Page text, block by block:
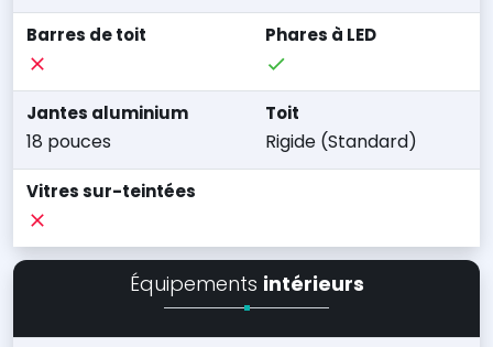
Barres de toit Phares à LED
Jantes aluminium
18 pouces
Toit
Rigide (Standard)
Vitres sur-teintées
Équipements intérieurs